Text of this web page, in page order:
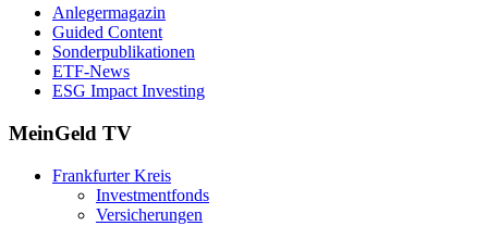
Anlegermagazin
Guided Content
Sonderpublikationen
ETF-News
ESG Impact Investing
MeinGeld TV
Frankfurter Kreis
Investmentfonds
Versicherungen